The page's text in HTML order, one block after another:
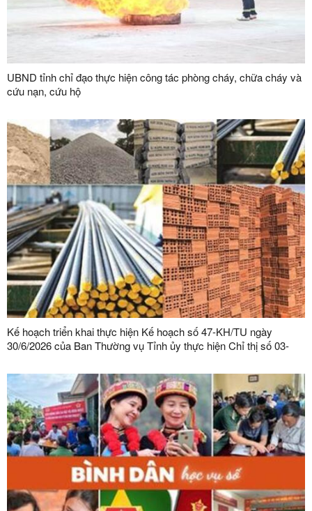
UBND tỉnh chỉ đạo thực hiện công tác phòng cháy, chữa cháy và
cứu nạn, cứu hộ
Kế hoạch triển khai thực hiện Kế hoạch số 47-KH/TU ngày
30/6/2026 của Ban Thường vụ Tỉnh ủy thực hiện Chỉ thị số 03-
đạo của Đảng đối với công tác quản lý, phát triển vật liệu xây
dựng trong giai đoạn mới